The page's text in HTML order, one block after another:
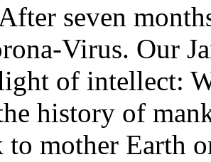
seven
Virus. Our
of intellect:
history of
to mother Earth